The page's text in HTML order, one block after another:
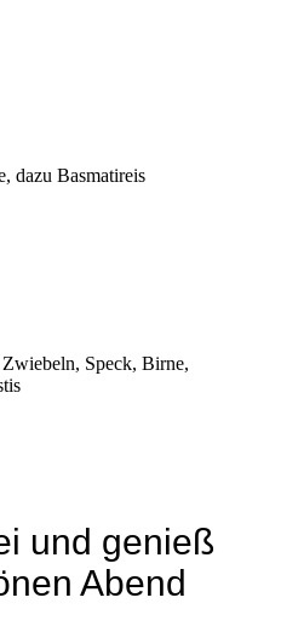
dazu Basmatireis
Zwiebeln, Speck, Birne,
und genieß
Abend